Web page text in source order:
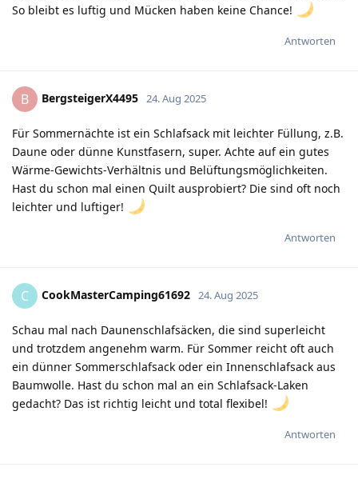
So bleibt es luftig und Mücken haben keine Chance!
Antworten
B BergsteigerX4495 24. Aug 2025
Für Sommernächte ist ein Schlafsack mit leichter Füllung, z.B.
Daune oder dünne Kunstfasern, super. Achte auf ein gutes
Wärme-Gewichts-Verhältnis und Belüftungsmöglichkeiten.
Hast du schon mal einen Quilt ausprobiert? Die sind oft noch
leichter und luftiger!
Antworten
C CookMasterCamping61692 24. Aug 2025
Schau mal nach Daunenschlafsäcken, die sind superleicht
und trotzdem angenehm warm. Für Sommer reicht oft auch
ein dünner Sommerschlafsack oder ein Innenschlafsack aus
Baumwolle. Hast du schon mal an ein Schlafsack-Laken
gedacht? Das ist richtig leicht und total flexibel!
Antworten